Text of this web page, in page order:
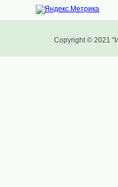
Copyright © 2021